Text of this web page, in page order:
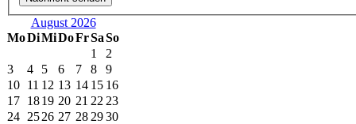
August 2026
MoDiMiDoFrSaSo
1
2
3
4 5 6 7 8
9
10 11 12 13 14 15 16
17 1819 20 21 22 23
24 2526 27 28 2930